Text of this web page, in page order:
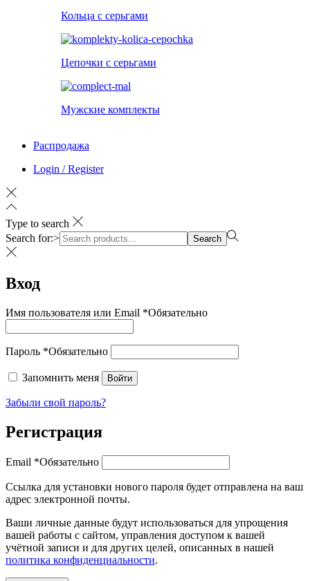
Кольца с серьгами
Цепочки с серьгами
Мужские комплекты
Распродажа
Login / Register
Type to search
Search for:>
Search
Вход
Имя пользователя или Email *Обязательно
Пароль *Обязательно
Запомнить меня Войти
Забыли свой пароль?
Регистрация
Email *Обязательно
Ссылка для установки нового пароля будет отправлена ​​на ваш
адрес электронной почты.
Ваши личные данные будут использоваться для упрощения
вашей работы с сайтом, управления доступом к вашей
учётной записи и для других целей, описанных в нашей
политика конфиденциальности.